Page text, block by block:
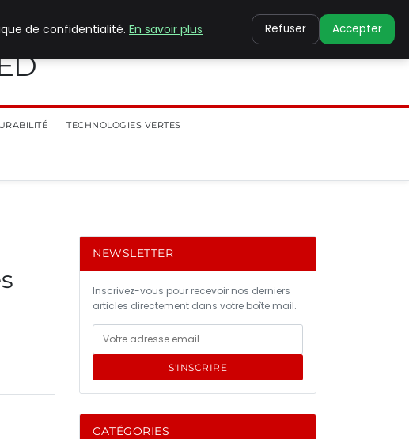
TECHNOLOGIES VERTES
NEWSLETTER
Inscrivez-vous pour recevoir nos derniers
articles directement dans votre boîte mail.
S'INSCRIRE
CATÉGORIES
de confidentialité. En savoir plus Refuser Accepter